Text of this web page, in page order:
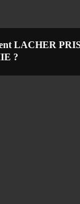
LACHER
?